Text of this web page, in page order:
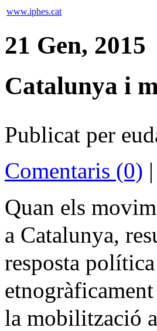
www.iphes.cat
21 Gen, 2015
Catalunya i
Publicat per
Comentaris (0) |
Quan els
a Catalunya,
resposta
la mobilització